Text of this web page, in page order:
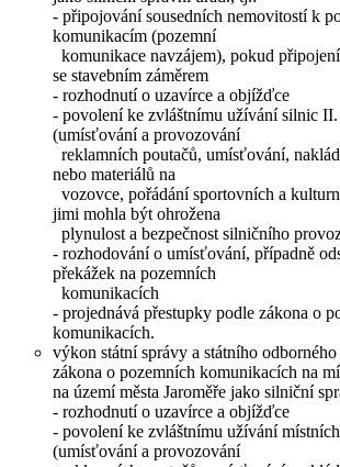
- připojování sousedních nemovitostí k
komunikacím (pozemní
komunikace navzájem), pokud
se stavebním záměrem
- rozhodnutí o uzavírce a objížďce
- povolení ke zvláštnímu užívání silnic
(umísťování a provozování
reklamních poutačů, umísťování,
nebo materiálů na
vozovce, pořádání sportovních a
jimi mohla být ohrožena
plynulost a bezpečnost silničního
- rozhodování o umísťování, případně
překážek na pozemních
komunikacích
- projednává přestupky podle zákona o
komunikacích.
výkon státní správy a státního
zákona o pozemních komunikacích na
na území města Jaroměře jako silniční
- rozhodnutí o uzavírce a objížďce
- povolení ke zvláštnímu užívání
(umísťování a provozování